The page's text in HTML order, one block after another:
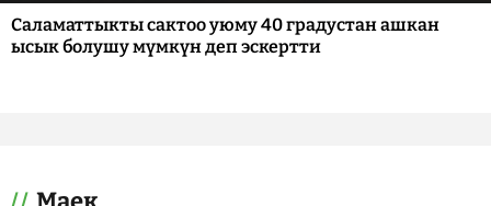
Саламаттыкты сактоо уюму 40 градустан ашкан
ысык болушу мүмкүн деп эскертти